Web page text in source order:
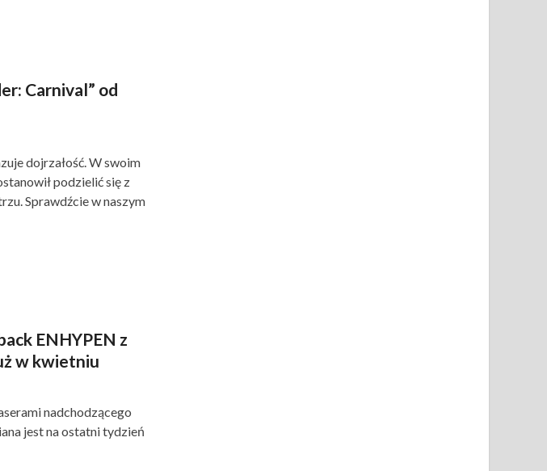
Carnival” od
dojrzałość. W swoim
podzielić się z
Sprawdźcie w naszym
ENHYPEN z
w kwietniu
nadchodzącego
jest na ostatni tydzień